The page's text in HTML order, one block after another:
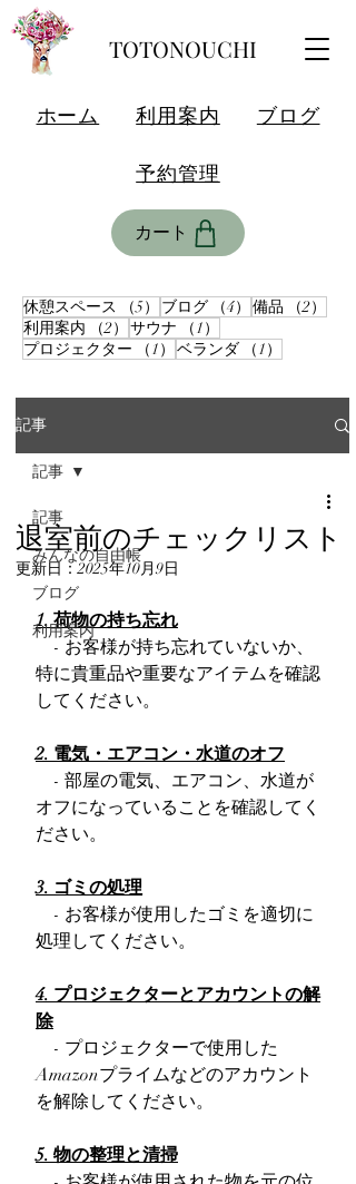
TOTONOUCHI
カート
ホーム 利用案内 ブログ
予約管理
休憩スペース （5） 5件の記事
ブログ （4） 4件の記事
備品 （2）
利用案内
（2） 2件の記事
サウナ （1）
プロジェクター
（1） 1件の記事
ベランダ （1）
記事
記事
みんなの自由帳
ブログ
利用案内
記事
退室前のチェックリスト
更新日：2025年10月9日
1. 荷物の持ち忘れ
特に貴重品や重要なアイテムを確認
してください。
2. 電気・エアコン・水道のオフ
オフになっていることを確認してく
ださい。
3. ゴミの処理
処理してください。
4. プロジェクターとアカウントの解
除
Amazonプライムなどのアカウント
を解除してください。
5. 物の整理と清掃